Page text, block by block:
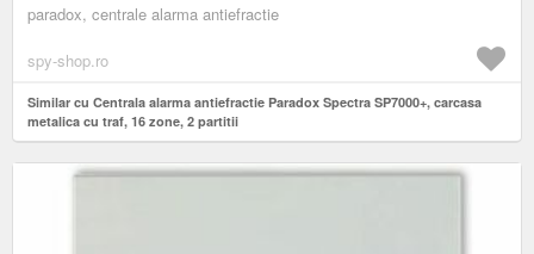
paradox, centrale alarma antiefractie
spy-shop.ro
Similar cu Centrala alarma antiefractie Paradox Spectra SP7000+, carcasa
metalica cu traf, 16 zone, 2 partitii